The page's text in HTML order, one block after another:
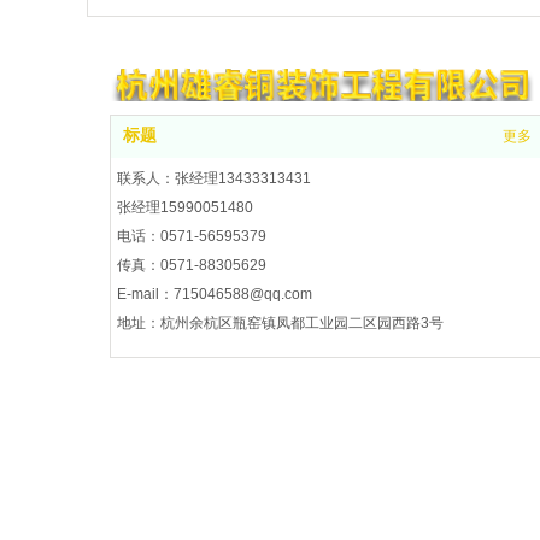
标题 更多
联系人：张经理13433313431
张经理15990051480
电话：0571-56595379
传真：0571-88305629
E-mail：715046588@qq.com
地址：杭州余杭区瓶窑镇凤都工业园二区园西路3号